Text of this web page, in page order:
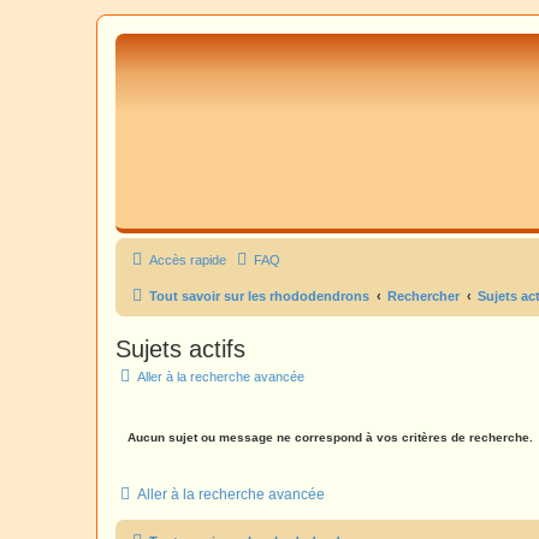
Accès rapide FAQ
Tout savoir sur les rhododendrons Rechercher Sujets
Sujets actifs
Aller à la recherche avancée
Aucun sujet ou message ne correspond à vos critères de recherche.
Aller à la recherche avancée